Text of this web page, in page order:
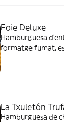
Foie Deluxe
Hamburguesa
formatge fumat,
La Txuletón
Hamburguesa de